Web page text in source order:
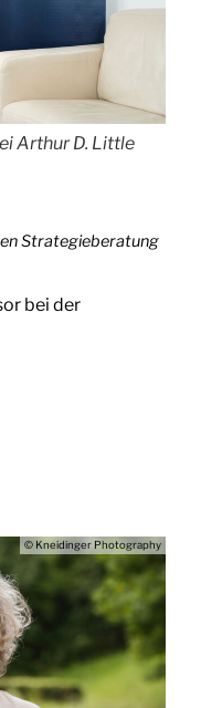
Arthur D. Little
Strategieberatung
bei der
© Kneidinger Photography